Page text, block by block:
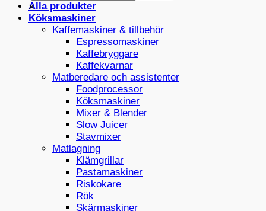
×
Alla produkter
Köksmaskiner
Kaffemaskiner & tillbehör
Espressomaskiner
Kaffebryggare
Kaffekvarnar
Matberedare och assistenter
Foodprocessor
Köksmaskiner
Mixer & Blender
Slow Juicer
Stavmixer
Matlagning
Klämgrillar
Pastamaskiner
Riskokare
Rök
Skärmaskiner